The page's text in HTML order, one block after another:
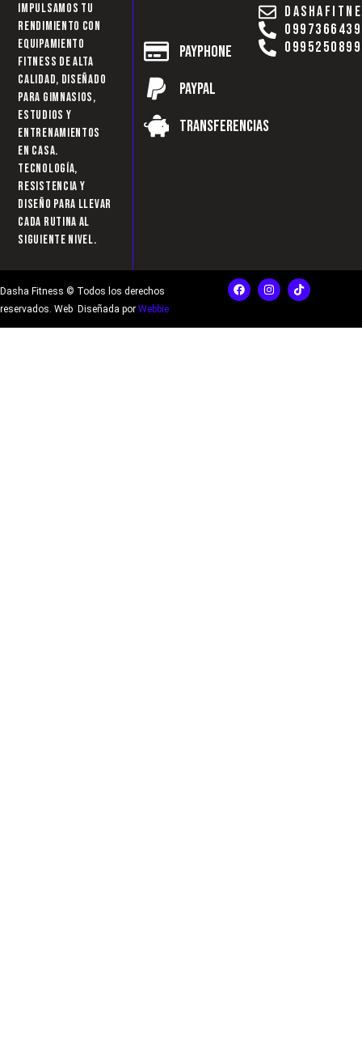
impulsamos tu
rendimiento con
equipamiento
fitness de alta
calidad, diseñado
para gimnasios,
estudios y
entrenamientos
en casa.
Tecnología,
resistencia y
diseño para llevar
cada rutina al
siguiente nivel.
Payphone
Paypal
Transferencias
0997366439
0995250899
Dasha Fitness © Todos los derechos
reservados. Web Diseñada por Webbie
F
a
b
I
n
a
T
i
o